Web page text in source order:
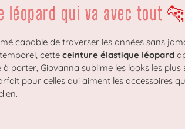
léopard qui va avec tout 🐆
capable de traverser les années sans
cetteceinture élastique léopard
porter, Giovanna sublime les looks les plus
pour celles qui aiment les accessoires